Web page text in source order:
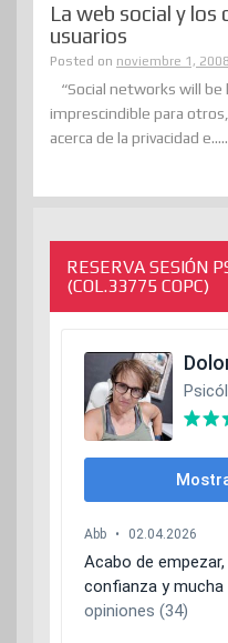
La web social y los
usuarios
Posted on noviembre 1, 2008
“Social networks will be
imprescindible para
acerca de la privacidad
RESERVA SESIÓN
(COL.33775 COPC)